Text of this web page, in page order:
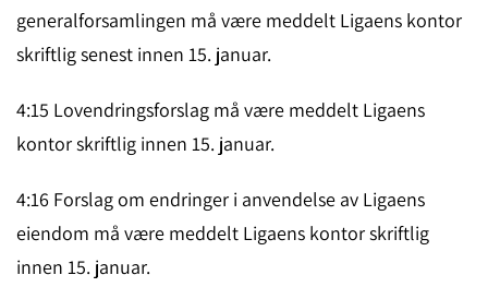
generalforsamlingen må være meddelt Ligaens kontor
skriftlig senest innen 15. januar.
4:15 Lovendringsforslag må være meddelt Ligaens
kontor skriftlig innen 15. januar.
4:16 Forslag om endringer i anvendelse av Ligaens
eiendom må være meddelt Ligaens kontor skriftlig
innen 15. januar.